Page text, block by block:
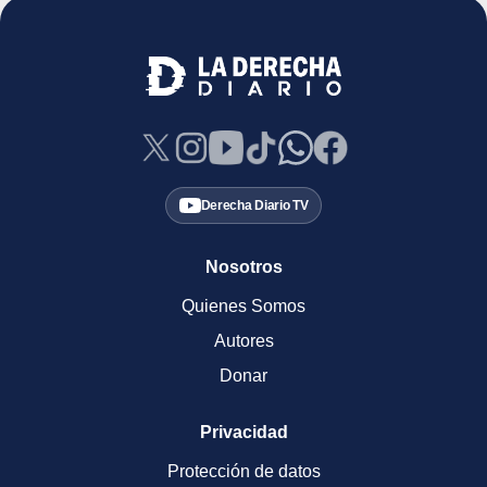
Derecha Diario TV
Nosotros
Quienes Somos
Autores
Donar
Privacidad
Protección de datos